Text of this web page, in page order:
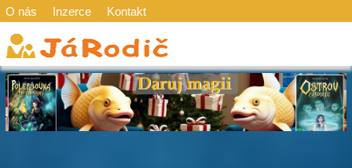
O nás Inzerce Kontakt